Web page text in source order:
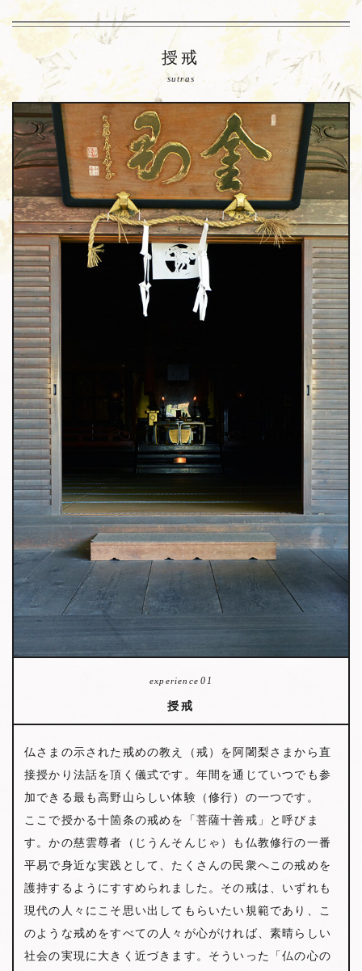
授戒
sutras
experience 01
授戒
仏さまの示された戒めの教え（戒）を阿闍梨さまから直
接授かり法話を頂く儀式です。年間を通じていつでも参
加できる最も高野山らしい体験（修行）の一つです。
ここで授かる十箇条の戒めを「菩薩十善戒」と呼びま
す。かの慈雲尊者（じうんそんじゃ）も仏教修行の一番
平易で身近な実践として、たくさんの民衆へこの戒めを
護持するようにすすめられました。その戒は、いずれも
現代の人々にこそ思い出してもらいたい規範であり、こ
のような戒めをすべての人々が心がければ、素晴らしい
社会の実現に大きく近づきます。そういった「仏の心の